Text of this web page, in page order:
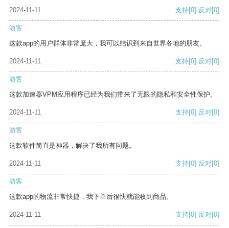
2024-11-11 支持[0] 反对[0]
游客
这款app的用户群体非常庞大，我可以结识到来自世界各地的朋友。
2024-11-11 支持[0] 反对[0]
游客
这款加速器VPM应用程序已经为我们带来了无限的隐私和安全性保护。
2024-11-11 支持[0] 反对[0]
游客
这款软件简直是神器，解决了我所有问题。
2024-11-11 支持[0] 反对[0]
游客
这款app的物流非常快捷，我下单后很快就能收到商品。
2024-11-11 支持[0] 反对[0]